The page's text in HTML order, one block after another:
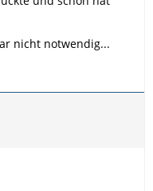
nicht notwendig...